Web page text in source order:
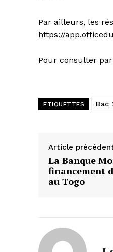
Par ailleurs, les
https://
Pour consulter par
ETIQUETTES Bac
Article
La Banque
financement
au Togo